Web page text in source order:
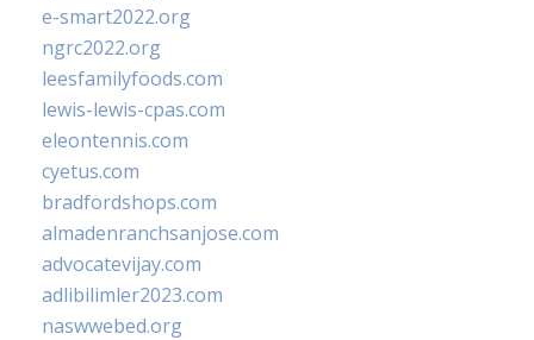
e-smart2022.org
ngrc2022.org
leesfamilyfoods.com
lewis-lewis-cpas.com
eleontennis.com
cyetus.com
bradfordshops.com
almadenranchsanjose.com
advocatevijay.com
adlibilimler2023.com
naswwebed.org